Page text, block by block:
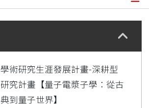
Details
學術研究生涯發展計畫-深耕型
研究計畫【量子電漿子學：從古
典到量子世界】